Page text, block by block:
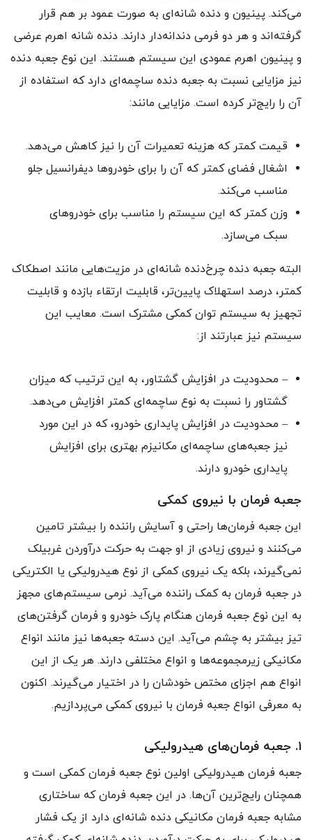
می‌کند. پینیون و دنده شانه‌ای به صورت عمود بر هم قرار
گرفته‌اند و هر دو فرمی دندانه‌دار دارند. دنده شانه اهرم عرضی
و پینیون اهرم عمودی این سیستم هستند. این نوع جعبه دنده
نیز مزایایی نسبت به جعبه دنده‌ ساچمه‌ای دارد که استفاده از
آن را رایج‌تر کرده است. مزایایی مانند:
قیمت کمتر که هزینه‌ تعمیرات آن را نیز کاهش می‌دهد.
اشغال فضای کمتر که آن را برای خودروها دیفرانسیل جلو
مناسب می‌کند.
وزن کمتر که این سیستم را مناسب برای خودروهای
سبک می‌سازد.
البته جعبه دنده‌ چرخ‌دنده شانه‌ای در مزیت‌هایی مانند اصطکاک
کمتر، درصد استهلاک پایین‌تر، قابلیت ارتقاء بازده و قابلیت
تجهیز به سیستم توان کمکی مشترک است. معایب این
سیستم نیز عبارتند از:
– محدودیت در افزایش گشتاور، به این ترتیب که میزان
گشتاور را نسبت به نوع ساچمه‌ای کمتر افزایش می‌دهد.
– محدودیت در افزایش پایداری خودرو، که در این مورد
نیز جعبه‌های ساچمه‌ای مکانیزم بهتری برای افزایش
پایداری خودرو دارند.
جعبه فرمان با نیروی کمکی
این جعبه فرمان‌ها راحتی و آسایش راننده را بیشتر تامین
می‌کنند و نیروی زیادی از او جهت به حرکت درآوردن غربیلک
نمی‌گیرند، بلکه یک نیروی کمکی از نوع هیدرولیکی یا الکتریکی
در جعبه فرمان به کمک راننده می‌آید. نرمی سیستم‌های مجهز
به این نوع جعبه فرمان هنگام پارک خودرو و فرمان گرفتن‌های
تیز بیشتر به چشم می‌آید. این دسته جعبه‌ها نیز مانند انواع
مکانیکی زیرمجموعه‌ها و انواع مختلفی دارند. هر یک از این
انواع هم اجزای مختص خودشان را در اختیار می‌گیرند. اکنون
به معرفی انواع جعبه فرمان با نیروی کمکی می‌پردازیم.
۱. جعبه فرمان‌های هیدرولیکی
جعبه فرمان هیدرولیکی اولین نوع جعبه فرمان کمکی است و
همچنان رایج‌ترین آن‌ها. در این جعبه فرمان که ساختاری
مشابه جعبه فرمان مکانیکی ‌دنده شانه‌ای دارد از یک فشار